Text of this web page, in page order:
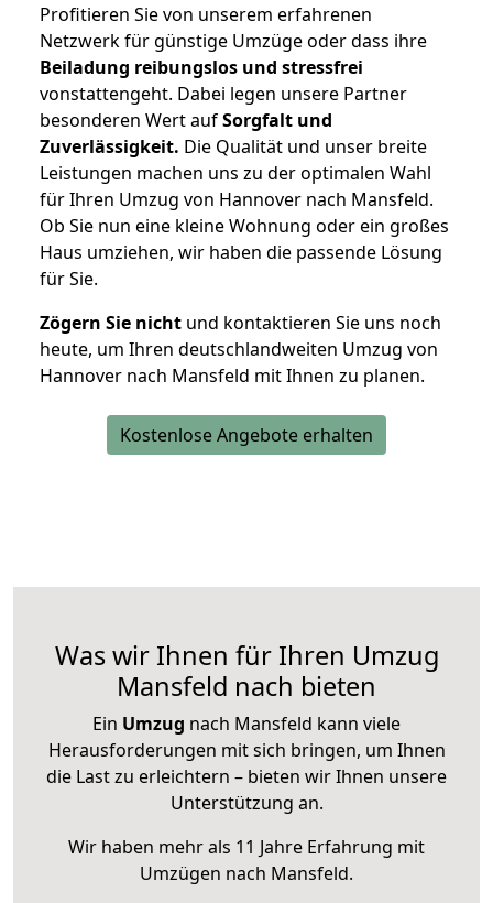
Profitieren Sie von unserem erfahrenen
Netzwerk für günstige Umzüge oder dass ihre
Beiladung reibungslos und stressfrei
vonstattengeht. Dabei legen unsere Partner
besonderen Wert aufSorgfalt und
Zuverlässigkeit. Die Qualität und unser breite
Leistungen machen uns zu der optimalen Wahl
für Ihren Umzug von Hannover nach Mansfeld.
Ob Sie nun eine kleine Wohnung oder ein großes
Haus umziehen, wir haben die passende Lösung
für Sie.
Zögern Sie nicht und kontaktieren Sie uns noch
heute, um Ihren deutschlandweiten Umzug von
Hannover nach Mansfeld mit Ihnen zu planen.
Kostenlose Angebote erhalten
Was wir Ihnen für Ihren Umzug
Mansfeld nach bieten
Ein Umzug nach Mansfeld kann viele
Herausforderungen mit sich bringen, um Ihnen
die Last zu erleichtern – bieten wir Ihnen unsere
Unterstützung an.
Wir haben mehr als 11 Jahre Erfahrung mit
Umzügen nach Mansfeld.